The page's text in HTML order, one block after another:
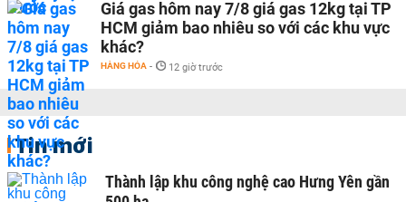
Giá gas hôm nay 7/8 giá gas 12kg tại TP
HCM giảm bao nhiêu so với các khu vực
khác?
HÀNG HÓA - 12 giờ trước
Tin mới
Thành lập khu công nghệ cao Hưng Yên gần